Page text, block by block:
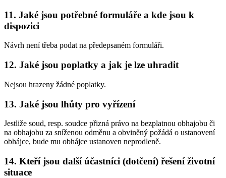
11. Jaké jsou potřebné formuláře a kde jsou k
dispozici
Návrh není třeba podat na předepsaném formuláři.
12. Jaké jsou poplatky a jak je lze uhradit
Nejsou hrazeny žádné poplatky.
13. Jaké jsou lhůty pro vyřízení
Jestliže soud, resp. soudce přizná právo na bezplatnou obhajobu či
na obhajobu za sníženou odměnu a obviněný požádá o ustanovení
obhájce, bude mu obhájce ustanoven neprodleně.
14. Kteří jsou další účastníci (dotčení) řešení životní
situace